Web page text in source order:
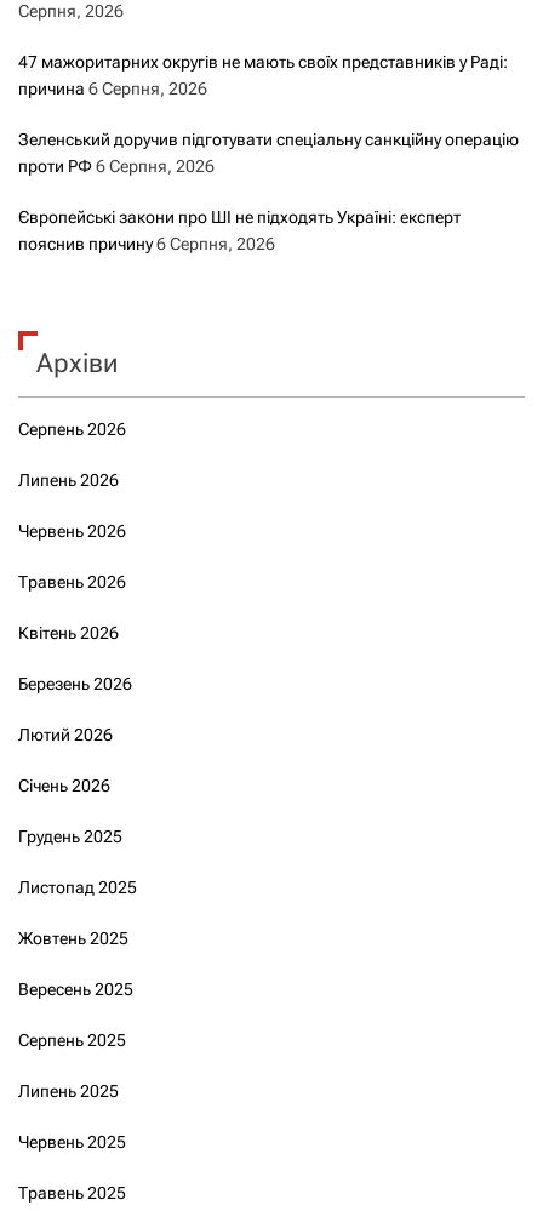
Серпня, 2026
47 мажоритарних округів не мають своїх представників у Раді:
причина 6 Серпня, 2026
Зеленський доручив підготувати спеціальну санкційну операцію
проти РФ6 Серпня, 2026
Європейські закони про ШІ не підходять Україні: експерт
пояснив причину6 Серпня, 2026
Архіви
Серпень 2026
Липень 2026
Червень 2026
Травень 2026
Квітень 2026
Березень 2026
Лютий 2026
Січень 2026
Грудень 2025
Листопад 2025
Жовтень 2025
Вересень 2025
Серпень 2025
Липень 2025
Червень 2025
Травень 2025